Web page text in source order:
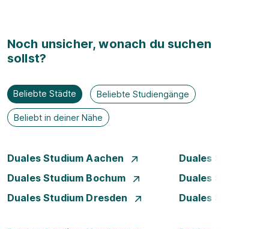
Noch unsicher, wonach du suchen
sollst?
Beliebte Städte Beliebte Studiengänge
Beliebt in deiner Nähe
Duales Studium Aachen
Duales Studium
Duales Studium Bochum
Duales Studium
Duales Studium Dresden
Duales Studium